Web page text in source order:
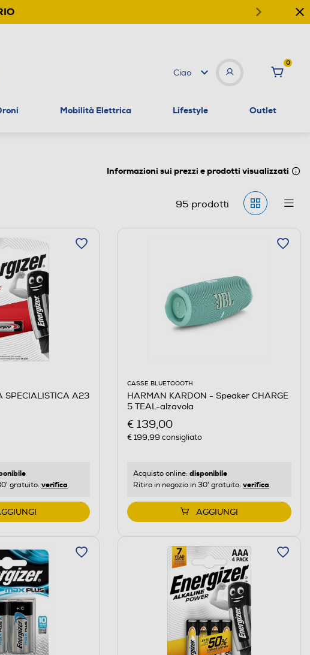
Ciao
0
Mobilità Elettrica Lifestyle Outlet
Informazioni sui prezzi e prodotti visualizzati
95 prodotti
SPECIALISTICA A23
gratuito: verifica
CASSE BLUETOOOTH
HARMAN KARDON - Speaker CHARGE
5 TEAL-alzavola
€ 139,00
€ 199,99 consigliato
Acquisto online: disponibile
Ritiro in negozio in 30' gratuito: verifica
AGGIUNGI